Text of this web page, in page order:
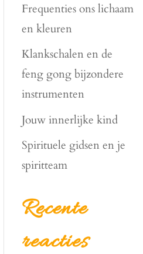
Frequenties ons lichaam
en kleuren
Klankschalen en de
feng gong bijzondere
instrumenten
Jouw innerlijke kind
Spirituele gidsen en je
spiritteam
Recente
reacties